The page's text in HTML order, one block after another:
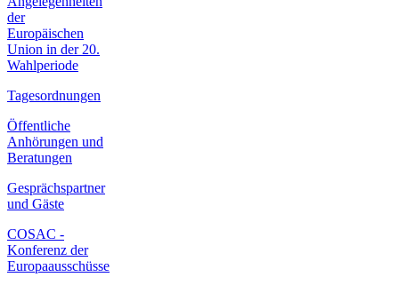
der
Europäischen
Union in der 20.
Wahlperiode
Tagesordnungen
Öffentliche
Anhörungen und
Beratungen
Gesprächspartner
und Gäste
COSAC -
Konferenz der
Europaausschüsse